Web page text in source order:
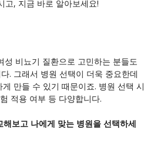
고, 지금 바로 알아보세요!
비뇨기 질환으로 고민하는 분들도
. 그래서 병원 선택이 더욱 중요한데
만들 수 있기 때문이죠. 병원 선택 시
적용 여부 등 다양합니다.
보고 나에게 맞는 병원을 선택하세